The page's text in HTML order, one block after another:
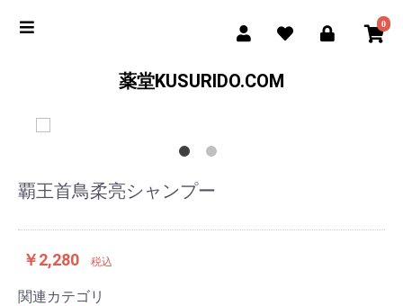
0
薬堂KUSURIDO.COM
覇王首鳥柔亮シャンプー
￥2,280 税込
関連カテゴリ